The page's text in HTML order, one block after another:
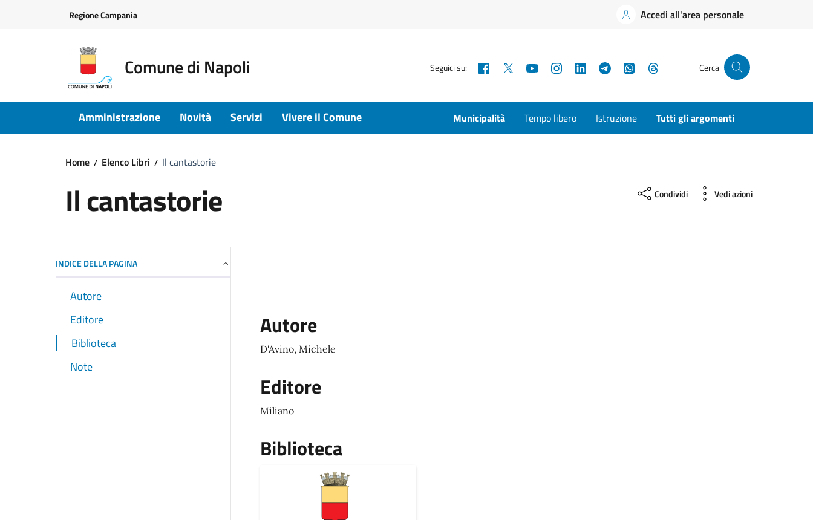
Regione Campania Accedi all'area personale
Comune di Napoli Seguici su: Facebook YouTubeInstagramLinkedInTelegramWhatsApp Cerca
Amministrazione Novità Servizi Vivere il Comune Municipalità Tempo libero Istruzione Tutti gli argomenti
Home Elenco Libri Il cantastorie
Il cantastorie Condividi Vedi azioni
INDICE DELLA PAGINA
Autore
Editore
Biblioteca
Note
Autore
D'Avino, Michele
Editore
Miliano
Biblioteca